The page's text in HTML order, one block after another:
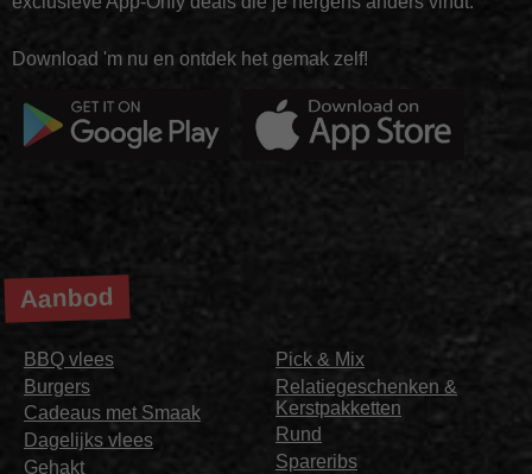
Download 'm nu en ontdek het gemak zelf!
Aanbod
BBQ vlees
Burgers
Cadeaus met Smaak
Dagelijks vlees
Gehakt
Pick & Mix
Relatiegeschenken &
Kerstpakketten
Rund
Spareribs